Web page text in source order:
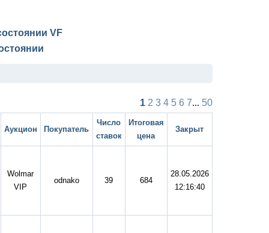
VF
1 2 3 4 5 6 7... 50
Аукцион Покупатель
Число
ставок
Итоговая
цена
Закрыт
Wolmar
VIP
odnako 39 684
28.05.2026
12:16:40